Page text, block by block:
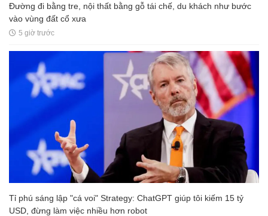
Đường đi bằng tre, nội thất bằng gỗ tái chế, du khách như bước
vào vùng đất cổ xưa
5 giờ trước
Tỉ phú sáng lập "cá voi" Strategy: ChatGPT giúp tôi kiếm 15 tỷ
USD, đừng làm việc nhiều hơn robot